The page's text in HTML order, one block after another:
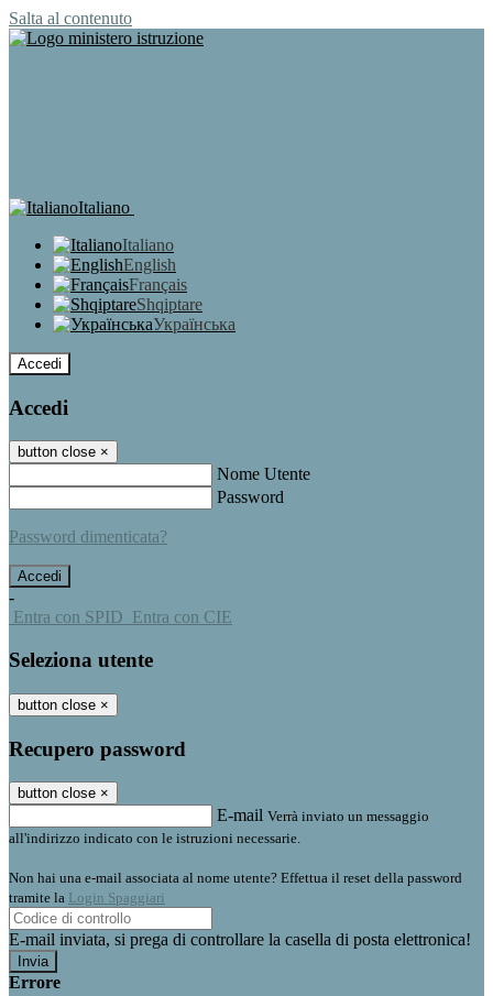
Salta al contenuto
Italiano
Italiano
English
Français
Shqiptare
Українська
Accedi
Accedi
button close ×
Nome Utente
Password
Password dimenticata?
-
Entra con SPID Entra con CIE
Seleziona utente
button close ×
Recupero password
button close ×
E-mail Verrà inviato un messaggio
all'indirizzo indicato con le istruzioni necessarie.
Non hai una e-mail associata al nome utente? Effettua il reset della password
tramite la Login Spaggiari
E-mail inviata, si prega di controllare la casella di posta elettronica!
Errore